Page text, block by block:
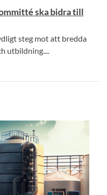
ska bidra till
steg mot att bredda
utbildning....